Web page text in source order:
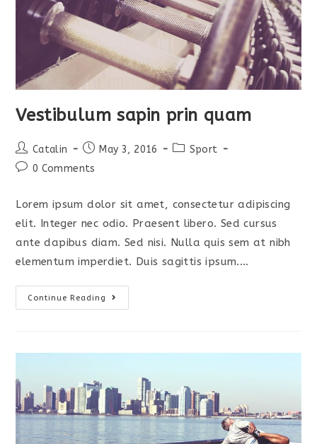
Vestibulum sapin prin quam
Post
author:
Catalin
Post
published:
May 3, 2016
PostSport
Post0 Comments
Lorem ipsum dolor sit amet, consectetur adipiscing
elit. Integer nec odio. Praesent libero. Sed cursus
ante dapibus diam. Sed nisi. Nulla quis sem at nibh
elementum imperdiet. Duis sagittis ipsum.…
Continue Reading
Vestibulum
Sapin